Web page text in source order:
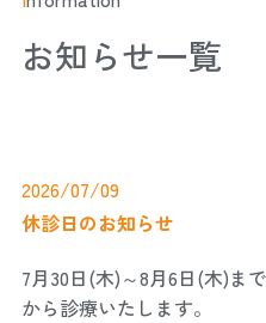
お知らせ一覧
2026/07/09
休診日のお知らせ
7月30日(木)～8月6日(木)ま
から診療いたします。